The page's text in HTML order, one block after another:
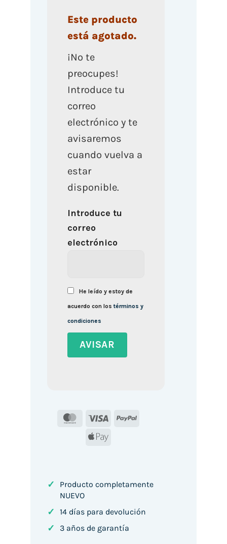
Este producto
está agotado.
¡No te
preocupes!
Introduce tu
correo
electrónico y te
avisaremos
cuando vuelva a
estar
disponible.
Introduce tu
correo
electrónico
He leído y estoy de
acuerdo con lostérminos y
condiciones
MasterCard
Visa
PayPal
Apple
✓
Producto completamente
NUEVO
✓ 14 días para devolución
✓ 3 años de garantía